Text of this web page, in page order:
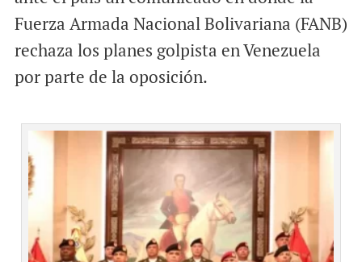
Fuerza Armada Nacional Bolivariana (FANB)
rechaza los planes golpista en Venezuela
por parte de la oposición.